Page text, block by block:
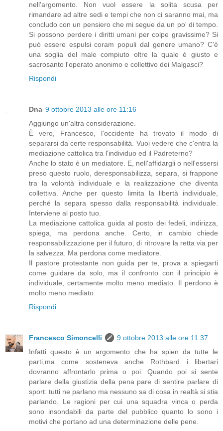
nell'argomento. Non vuol essere la solita scusa per
rimandare ad altre sedi e tempi che non ci saranno mai, ma
concludo con un pensiero che mi segue da un po' di tempo.
Si possono perdere i diritti umani per colpe gravissime? Si
può essere espulsi coram populi dal genere umano? C'è
una soglia del male compiuto oltre la quale è giusto e
sacrosanto l'operato anonimo e collettivo dei Malgasci?
Rispondi
Dna 9 ottobre 2013 alle ore 11:16
Aggiungo un'altra considerazione.
È vero, Francesco, l'occidente ha trovato il modo di
separarsi da certe responsabilità. Vuoi vedere che c'entra la
mediazione cattolica tra l'individuo ed il Padreterno?
Anche lo stato è un mediatore. E, nell'affidargli o nell'essersi
preso questo ruolo, deresponsabilizza, separa, si frappone
tra la volontà individuale e la realizzazione che diventa
collettiva. Anche per questo limita la libertà individuale,
perché la separa spesso dalla responsabilità individuale.
Interviene al posto tuo.
La mediazione cattolica guida al posto dei fedeli, indirizza,
spiega, ma perdona anche. Certo, in cambio chiede
responsabilizzazione per il futuro, di ritrovare la retta via per
la salvezza. Ma perdona come mediatore.
Il pastore protestante non guida per te, prova a spiegarti
come guidare da solo, ma il confronto con il principio è
individuale, certamente molto meno mediato. Il perdono è
molto meno mediato.
Rispondi
Francesco Simoncelli
9 ottobre 2013 alle ore 11:37
Infatti questo è un argomento che ha spien da tutte le
parti,ma come sosteneva anche Rothbard i libertari
dovranno affrontarlo prima o poi. Quando poi si sente
parlare della giustizia della pena pare di sentire parlare di
sport: tutti ne parlano ma nessuno sa di cosa in realtà si stia
parlando. Le ragioni per cui una squadra vinca o perda
sono insondabili da parte del pubblico quanto lo sono i
motivi che portano ad una determinazione delle pene.